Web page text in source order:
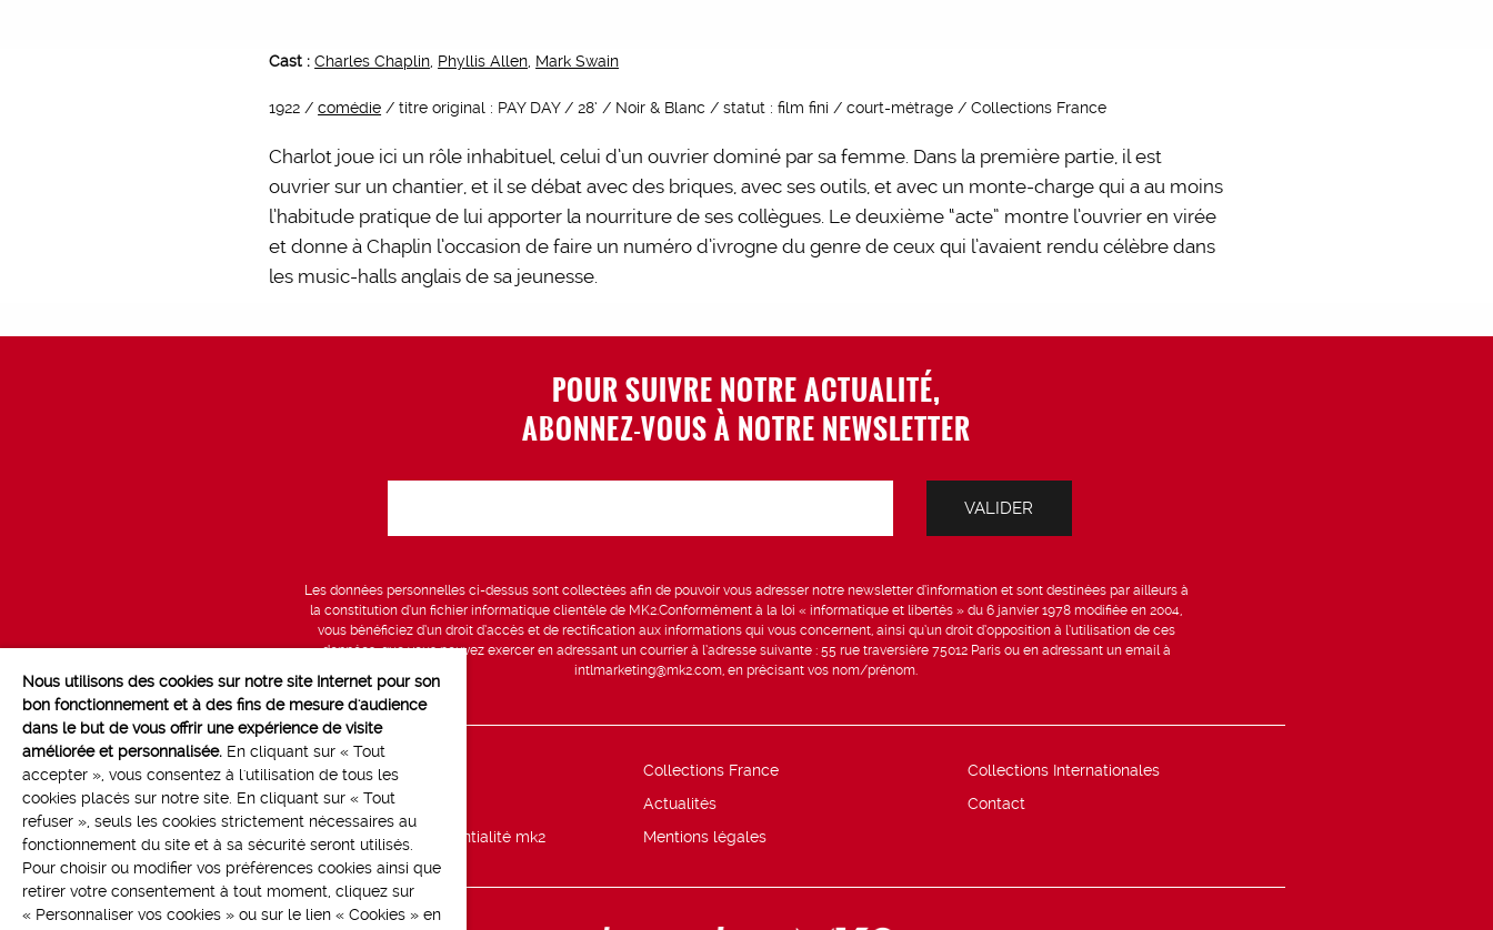
Cast :Charles Chaplin Phyllis Allen Mark Swain
1922 /comédie / titre original : PAY DAY / 28’ / Noir & Blanc / statut : film fini / court-métrage / Collections France
Charlot joue ici un rôle inhabituel, celui d’un ouvrier dominé par sa femme. Dans la première partie, il est
ouvrier sur un chantier, et il se débat avec des briques, avec ses outils, et avec un monte-charge qui a au moins
l’habitude pratique de lui apporter la nourriture de ses collègues. Le deuxième “acte” montre l’ouvrier en virée
et donne à Chaplin l’occasion de faire un numéro d’ivrogne du genre de ceux qui l’avaient rendu célèbre dans
les music-halls anglais de sa jeunesse.
POUR SUIVRE NOTRE ACTUALITÉ,
ABONNEZ-VOUS À NOTRE NEWSLETTER
Les données personnelles ci-dessus sont collectées afin de pouvoir vous adresser notre newsletter d’information et sont destinées par ailleurs à
la constitution d’un fichier informatique clientèle de MK2.Conformément à la loi « informatique et libertés » du 6 janvier 1978 modifiée en 2004,
vous bénéficiez d’un droit d’accès et de rectification aux informations qui vous concernent, ainsi qu’un droit d’opposition à l’utilisation de ces
données, que vous pouvez exercer en adressant un courrier à l’adresse suivante : 55 rue traversière 75012 Paris ou en adressant un email à
intlmarketing@mk2.com, en précisant vos nom/prénom.
Line up Collections France
Collections Internationales
Marchés
Actualités
Contact
Politique de confidentialité mk2
Mentions légales
Nous utilisons des cookies sur notre site Internet pour son
bon fonctionnement et à des fins de mesure d'audience
dans le but de vous offrir une expérience de visite
améliorée et personnalisée. En cliquant sur « Tout
accepter », vous consentez à l'utilisation de tous les
cookies placés sur notre site. En cliquant sur « Tout
refuser », seuls les cookies strictement nécessaires au
fonctionnement du site et à sa sécurité seront utilisés.
Pour choisir ou modifier vos préférences cookies ainsi que
retirer votre consentement à tout moment, cliquez sur
« Personnaliser vos cookies » ou sur le lien « Cookies » en